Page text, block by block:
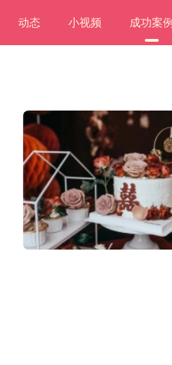
动态 小视频 成功案